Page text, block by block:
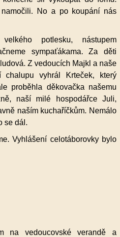
No a po koupání nás
potlesku, nástupem
sympaťákama. Za děti
Z vedoucích Majkl a naše
chalupu vyhrál Krteček, který
proběhla děkovačka našemu
naší milé hospodářce Juli,
naším kuchaříčkům. Nemálo
se dál.
Vyhlášení celotáborovky bylo
na vedoucovské verandě a